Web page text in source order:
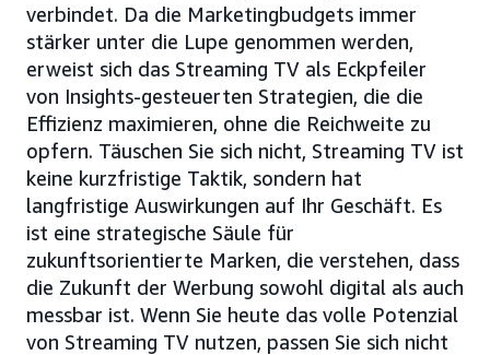
verbindet. Da die Marketingbudgets immer
stärker unter die Lupe genommen werden,
erweist sich das Streaming TV als Eckpfeiler
von Insights-gesteuerten Strategien, die die
Effizienz maximieren, ohne die Reichweite zu
opfern. Täuschen Sie sich nicht, Streaming TV ist
keine kurzfristige Taktik, sondern hat
langfristige Auswirkungen auf Ihr Geschäft. Es
ist eine strategische Säule für
zukunftsorientierte Marken, die verstehen, dass
die Zukunft der Werbung sowohl digital als auch
messbar ist. Wenn Sie heute das volle Potenzial
von Streaming TV nutzen, passen Sie sich nicht